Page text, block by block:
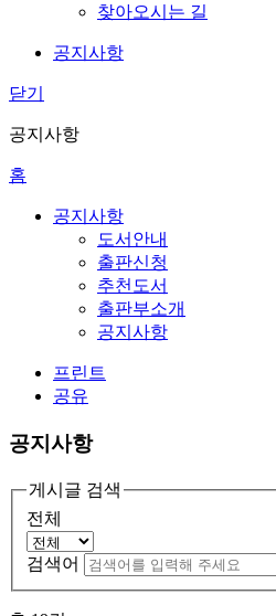
찾아오시는 길
공지사항
닫기
공지사항
홈
공지사항
도서안내
출판신청
추천도서
출판부소개
공지사항
프린트
공유
공지사항
게시글 검색
전체
검색어